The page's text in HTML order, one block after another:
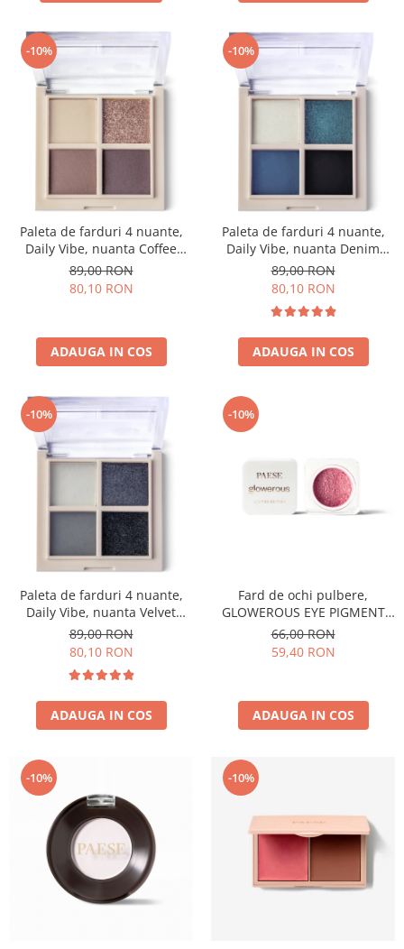
-10%
Paleta de farduri 4 nuante,
Daily Vibe, nuanta Coffee
Break 03 - 5,5g
89,00 RON
80,10 RON
ADAUGA IN COS
-10%
Paleta de farduri 4 nuante,
Daily Vibe, nuanta Denim
Mood 05 - 5,5g
89,00 RON
80,10 RON
ADAUGA IN COS
-10%
Paleta de farduri 4 nuante,
Daily Vibe, nuanta Velvet
Smokey 06 - 5,5g
89,00 RON
80,10 RON
ADAUGA IN COS
-10%
Fard de ochi pulbere,
GLOWEROUS EYE PIGMENT
GOLD ROSE 12m
66,00 RON
59,40 RON
ADAUGA IN COS
-10% -10%